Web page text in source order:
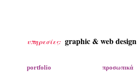
υπηρεσίες: graphic & web design
portfolio
προσωπικά